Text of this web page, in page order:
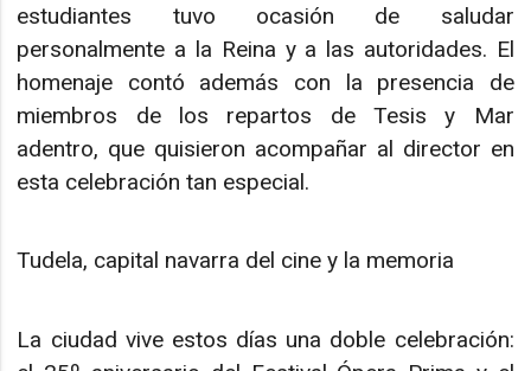
estudiantes tuvo ocasión de saludar
personalmente a la Reina y a las autoridades. El
homenaje contó además con la presencia de
miembros de los repartos de Tesis y Mar
adentro, que quisieron acompañar al director en
esta celebración tan especial.
Tudela, capital navarra del cine y la memoria
La ciudad vive estos días una doble celebración: